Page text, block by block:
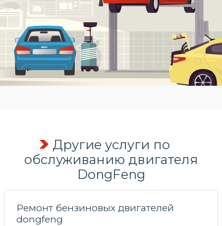
Другие услуги по
обслуживанию двигателя
DongFeng
Ремонт бензиновых двигателей
dongfeng